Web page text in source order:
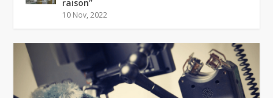
raison”
10 Nov, 2022